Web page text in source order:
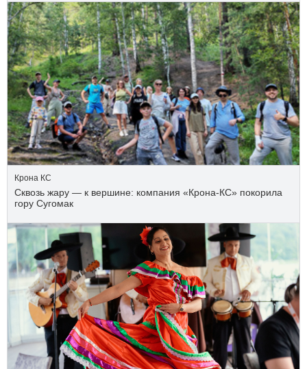
Крона КС
Сквозь жару — к вершине: компания «Крона‑КС» покорила
гору Сугомак